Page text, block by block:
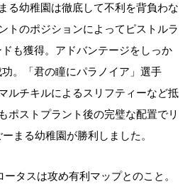
る幼稚園は徹底して不利を背負わな
トのポジションによってピストルラ
も獲得。アドバンテージをしっか
。「君の瞳にパラノイア」選手
ルチキルによるスリフティーなど抵
ポストプラント後の完璧な配置でリ
まる幼稚園が勝利しました。
タスは攻め有利マップとのこと。